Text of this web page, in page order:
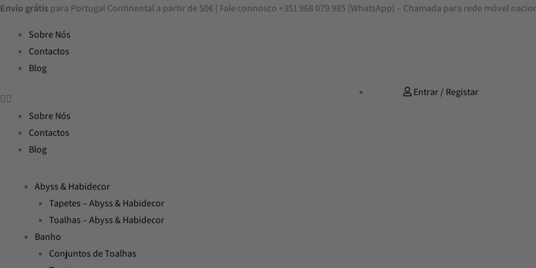
Skip
content
Envio grátispara Portugal Continental a partir de 50€ | Fale connosco +351 968 079 985 (WhatsApp) – Chamada para rede móvel
Sobre Nós
Contactos
Blog
Sobre Nós
Contactos
Blog
Entrar / Registar
Abyss & Habidecor
Tapetes – Abyss & Habidecor
Toalhas – Abyss & Habidecor
Banho
Conjuntos de Toalhas